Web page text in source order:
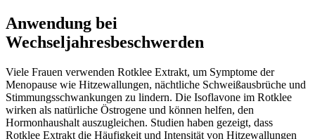
Anwendung bei
Wechseljahresbeschwerden
Viele Frauen verwenden Rotklee Extrakt, um Symptome der
Menopause wie Hitzewallungen, nächtliche Schweißausbrüche und
Stimmungsschwankungen zu lindern. Die Isoflavone im Rotklee
wirken als natürliche Östrogene und können helfen, den
Hormonhaushalt auszugleichen. Studien haben gezeigt, dass
Rotklee Extrakt die Häufigkeit und Intensität von Hitzewallungen